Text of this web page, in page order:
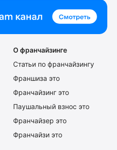
О франчайзинге
Статьи по франчайзингу
Франшиза это
Франчайзинг это
Паушальный взнос это
Франчайзер это
Франчайзи это